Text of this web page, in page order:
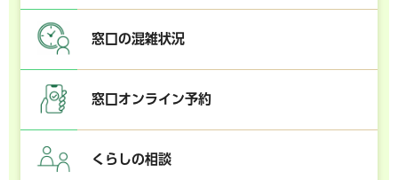
窓口の混雑状況
窓口オンライン予約
くらしの相談